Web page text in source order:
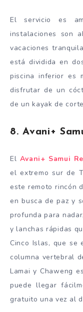
El servicio es
instalaciones son
vacaciones
está dividida en
piscina inferior es
disfrutar de un
de un kayak de
8. Avani+
El Avani+ Samui
el extremo sur de
este remoto rincón
en busca de paz y
profunda para
y lanchas rápidas
Cinco Islas, que se
columna vertebral
Lamai y Chaweng
puede llegar
gratuito una vez al